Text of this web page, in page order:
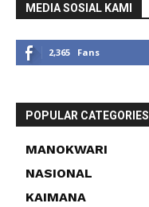
MEDIA SOSIAL KAMI
2,365 Fans
POPULAR CATEGORIES
MANOKWARI
NASIONAL
KAIMANA